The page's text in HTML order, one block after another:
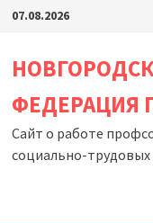
Перейти
содержимому
07.08.2026
ФЕДЕРАЦИЯ
Сайт о работе
социально-